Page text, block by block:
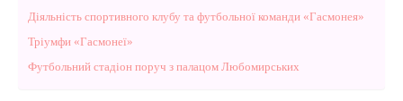
Діяльність спортивного клубу та футбольної команди «Гасмонея»
Тріумфи «Гасмонеї»
Футбольний стадіон поруч з палацом Любомирських